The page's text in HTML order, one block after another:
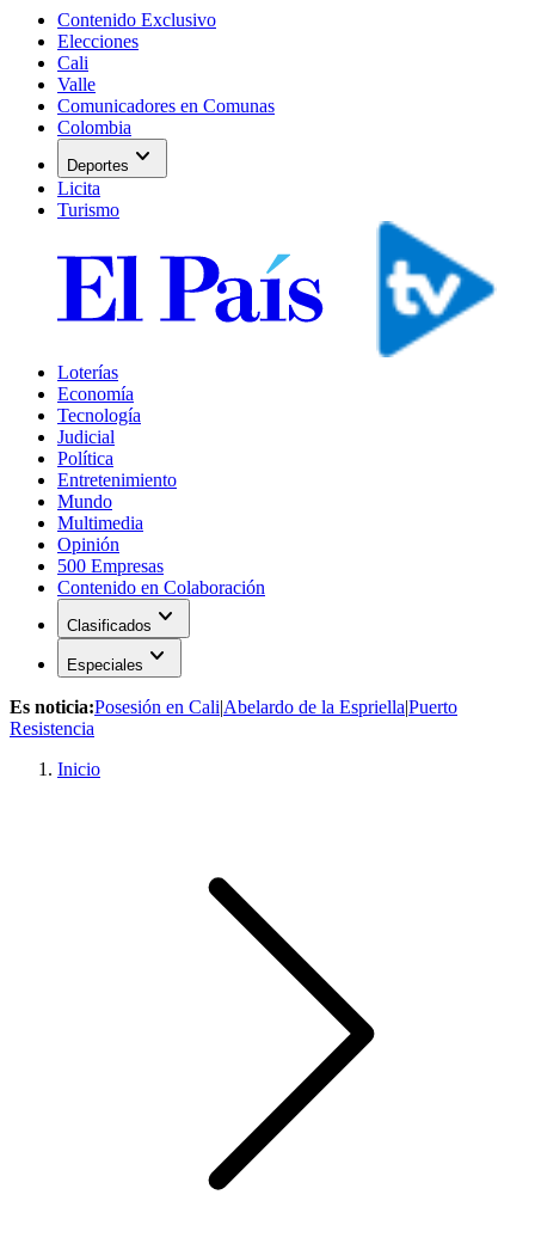
Contenido Exclusivo
Elecciones
Cali
Valle
Comunicadores en Comunas
Colombia
Deportes expand_more
Licita
Turismo
Loterías
Economía
Tecnología
Judicial
Política
Entretenimiento
Mundo
Multimedia
Opinión
500 Empresas
Contenido en Colaboración
Clasificados expand_more
Especiales expand_more
Es noticia:Posesión en Cali|Abelardo de la Espriella|Puerto
Resistencia
Inicio